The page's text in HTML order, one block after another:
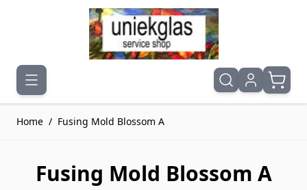
Ga naar de inhoud
Home / Fusing Mold Blossom A
Fusing Mold Blossom A